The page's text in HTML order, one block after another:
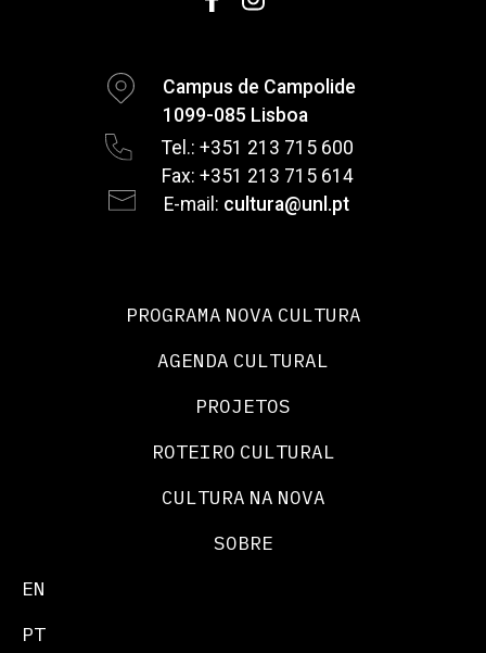
Campus de Campolide
1099-085 Lisboa
Tel.: +351 213 715 600
Fax: +351 213 715 614
E-mail: cultura@unl.pt
PROGRAMA NOVA CULTURA
AGENDA CULTURAL
PROJETOS
ROTEIRO CULTURAL
CULTURA NA NOVA
SOBRE
EN
PT